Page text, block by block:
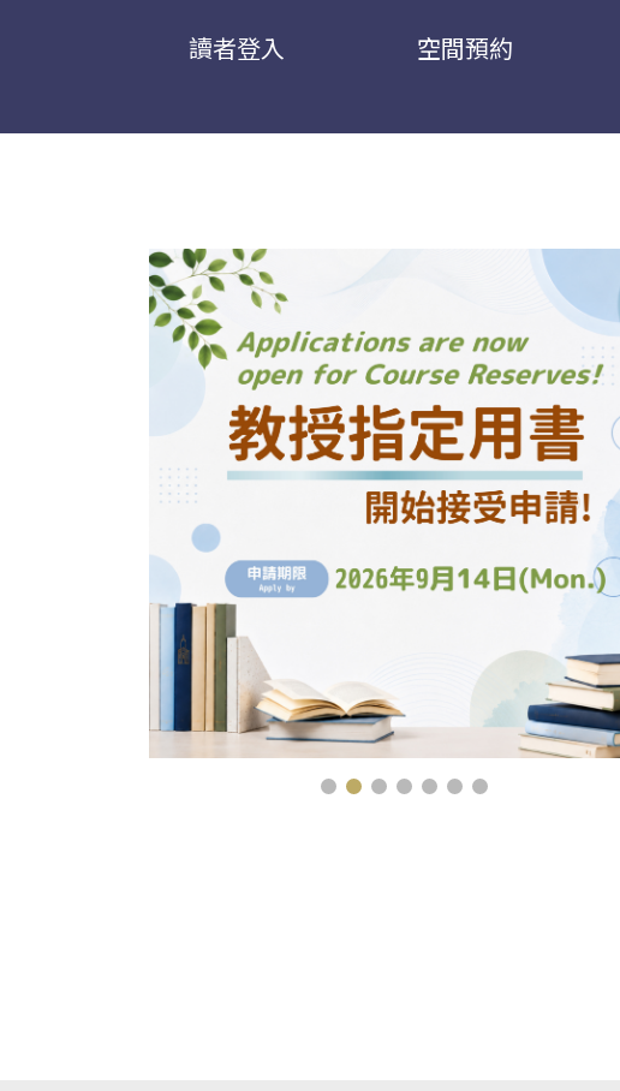
讀者登入 空間預約